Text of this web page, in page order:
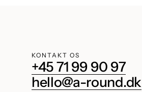
KONTAKT OS
+45 71 99 90 97
hello@a-round.dk